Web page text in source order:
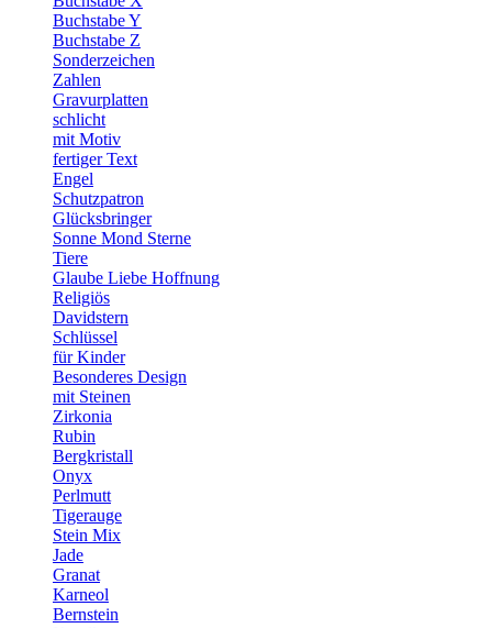
Buchstabe Y
Buchstabe Z
Sonderzeichen
Zahlen
Gravurplatten
schlicht
mit Motiv
fertiger Text
Engel
Schutzpatron
Glücksbringer
Sonne Mond Sterne
Tiere
Glaube Liebe Hoffnung
Religiös
Davidstern
Schlüssel
für Kinder
Besonderes Design
mit Steinen
Zirkonia
Rubin
Bergkristall
Onyx
Perlmutt
Tigerauge
Stein Mix
Jade
Granat
Karneol
Bernstein